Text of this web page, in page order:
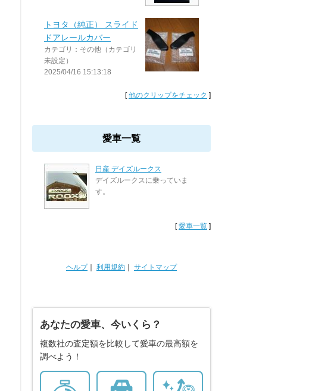
トヨタ（純正） スライド
ドアレールカバー
カテゴリ：その他（カテゴリ
未設定）
2025/04/16 15:13:18
[他のクリップをチェック ]
愛車一覧
日産 デイズルークス
デイズルークスに乗っていま
す。
[愛車一覧 ]
ヘルプ｜ 利用規約 サイトマップ
あなたの愛車、今いくら？
複数社の査定額を比較して愛車の最高額を
調べよう！